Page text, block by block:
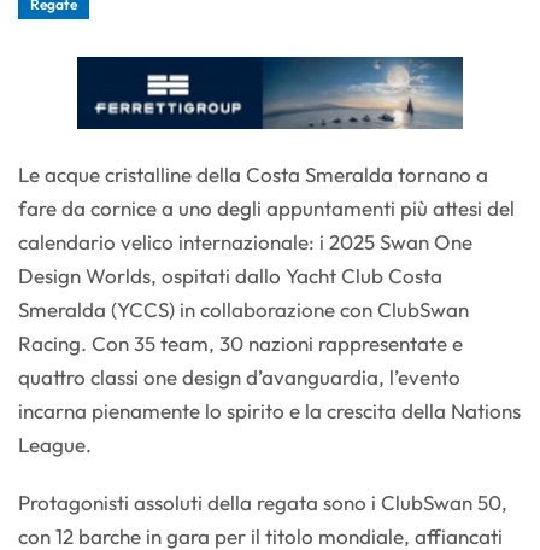
Regate
Le acque cristalline della Costa Smeralda tornano a
fare da cornice a uno degli appuntamenti più attesi del
calendario velico internazionale: i 2025 Swan One
Design Worlds, ospitati dallo Yacht Club Costa
Smeralda (YCCS) in collaborazione con ClubSwan
Racing. Con 35 team, 30 nazioni rappresentate e
quattro classi one design d’avanguardia, l’evento
incarna pienamente lo spirito e la crescita della Nations
League.
Protagonisti assoluti della regata sono i ClubSwan 50,
con 12 barche in gara per il titolo mondiale, affiancati